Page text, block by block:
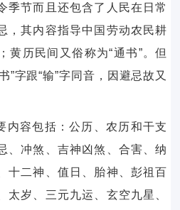
季节而且还包含了人民在日常
，其内容指导中国劳动农民耕
黄历民间又俗称为“通书”。但
”字跟“输”字同音，因避忌故又
内容包括：公历、农历和干支
、冲煞、吉神凶煞、合害、纳
十二神、值日、胎神、彭祖百
太岁、三元九运、玄空九星、